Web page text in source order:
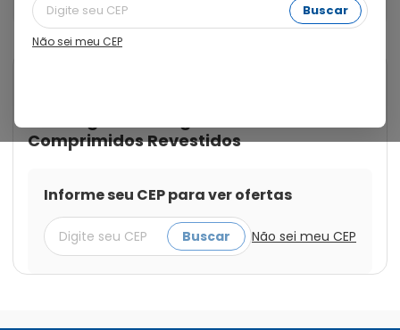
Buscar
Não sei meu CEP
Comprimidos Revestidos
Comprimidos Revestidos
Informe seu CEP para ver ofertas
Buscar Não sei meu CEP